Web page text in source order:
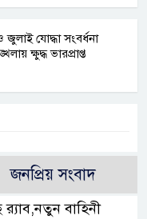
যোদ্ধা সংবর্ধনা
ক্ষুদ্ধ ভারপ্রাপ্ত
জনপ্রিয় সংবাদ
র‍্যাব,নতুন বাহিনী